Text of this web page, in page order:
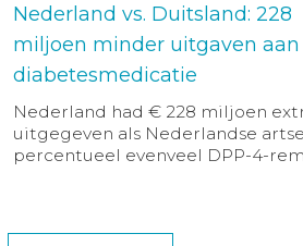
Nederland vs. Duitsland: 228
miljoen minder uitgaven aan
diabetesmedicatie
Nederland had € 228 miljoen
uitgegeven als Nederlandse
percentueel evenveel DPP-4-